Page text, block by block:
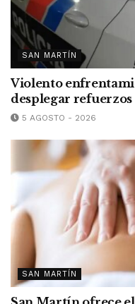
SAN MARTÍN
Violento
desplegar
5 AGOSTO - 2026
SAN MARTÍN